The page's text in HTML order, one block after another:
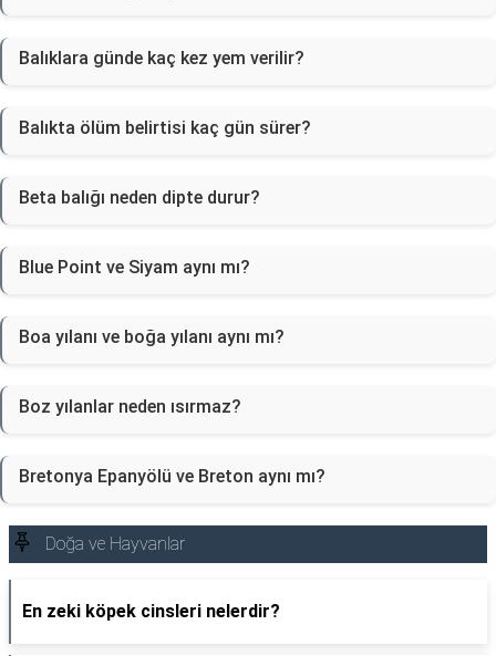
Balıklara günde kaç kez yem verilir?
Balıkta ölüm belirtisi kaç gün sürer?
Beta balığı neden dipte durur?
Blue Point ve Siyam aynı mı?
Boa yılanı ve boğa yılanı aynı mı?
Boz yılanlar neden ısırmaz?
Bretonya Epanyölü ve Breton aynı mı?
Doğa ve Hayvanlar
En zeki köpek cinsleri nelerdir?